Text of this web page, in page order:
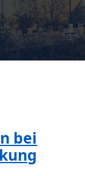
bei